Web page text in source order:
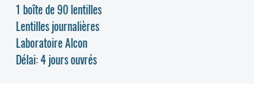
1 boîte de 90 lentilles
Lentilles journalières
Laboratoire Alcon
Délai: 4 jours ouvrés